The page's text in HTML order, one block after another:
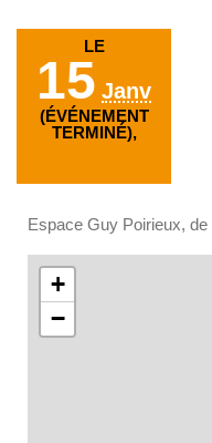
LE
15 Janv
(ÉVÉNEMENT
TERMINÉ),
Espace Guy Poirieux,
+
−